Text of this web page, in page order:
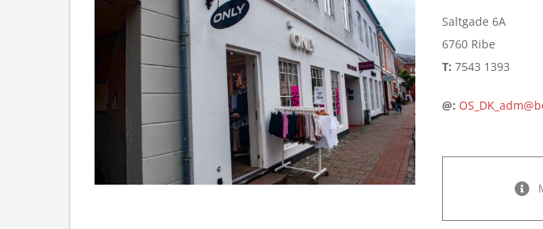
Saltgade 6A
6760 Ribe
T: 7543 1393
@: